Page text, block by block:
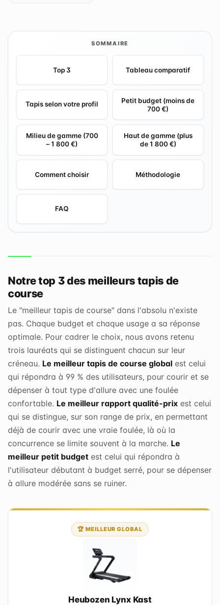
SOMMAIRE
Top 3 Tableau comparatif
Tapis selon votre profil
Petit budget (moins de
700 €)
Milieu de gamme (700
– 1 800 €)
Haut de gamme (plus
de 1 800 €)
Comment choisir Méthodologie
FAQ
Notre top 3 des meilleurs tapis de
course
Le "meilleur tapis de course" dans l'absolu n'existe
pas. Chaque budget et chaque usage a sa réponse
optimale. Pour cadrer le choix, nous avons retenu
trois lauréats qui se distinguent chacun sur leur
créneau. Le meilleur tapis de course global est celui
qui répondra à 99 % des utilisateurs, pour courir et se
dépenser à tout type d'allure avec une foulée
confortable. Le meilleur rapport qualité-prix est celui
qui se distingue, sur son range de prix, en permettant
déjà de courir avec une vraie foulée, là où la
concurrence se limite souvent à la marche. Le
meilleur petit budget est celui qui répondra à
l'utilisateur débutant à budget serré, pour se dépenser
à allure modérée sans se ruiner.
🏆 MEILLEUR GLOBAL
Heubozen Lynx Kast